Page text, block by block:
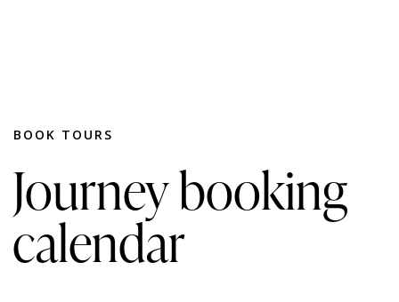
BOOK TOURS
Journey booking
calendar